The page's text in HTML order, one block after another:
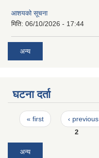
आशयको सूचना
मिति: 06/10/2026 - 17:44
अन्य
घटना दर्ता
Pages
« first ‹ previous
2
अन्य